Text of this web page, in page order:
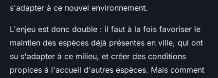
s'adapter à ce nouvel environnement.
L'enjeu est donc double : il faut à la fois favoriser le
maintien des espèces déjà présentes en ville, qui ont
su s'adapter à ce milieu, et créer des conditions
propices à l'accueil d'autres espèces. Mais comment